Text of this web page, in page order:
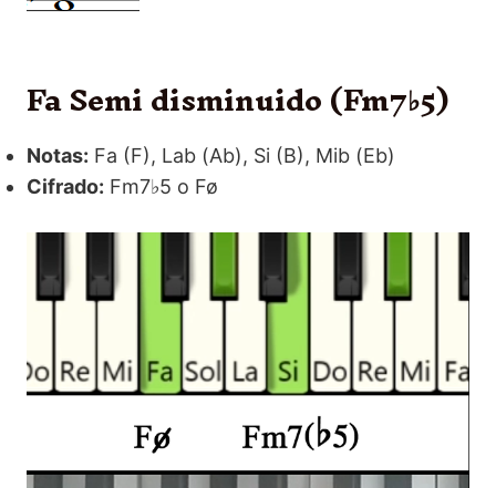
Fa Semi disminuido (Fm7♭5)
Notas: Fa (F), Lab (Ab), Si (B), Mib (Eb)
Cifrado: Fm7♭5 o Fø